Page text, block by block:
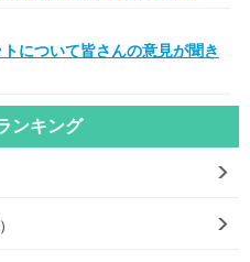
について皆さんの意見が聞き
ンキング